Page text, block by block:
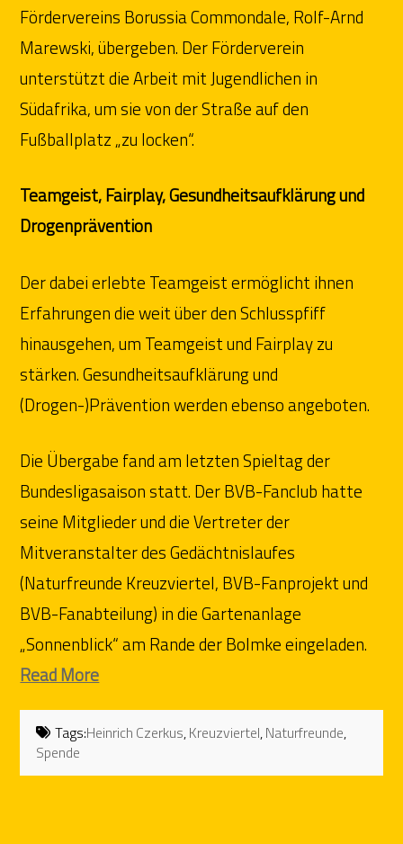
Fördervereins Borussia Commondale, Rolf-Arnd
Marewski, übergeben. Der Förderverein
unterstützt die Arbeit mit Jugendlichen in
Südafrika, um sie von der Straße auf den
Fußballplatz „zu locken“.
Teamgeist, Fairplay, Gesundheitsaufklärung und
Drogenprävention
Der dabei erlebte Teamgeist ermöglicht ihnen
Erfahrungen die weit über den Schlusspfiff
hinausgehen, um Teamgeist und Fairplay zu
stärken. Gesundheitsaufklärung und
(Drogen-)Prävention werden ebenso angeboten.
Die Übergabe fand am letzten Spieltag der
Bundesligasaison statt. Der BVB-Fanclub hatte
seine Mitglieder und die Vertreter der
Mitveranstalter des Gedächtnislaufes
(Naturfreunde Kreuzviertel, BVB-Fanprojekt und
BVB-Fanabteilung) in die Gartenanlage
„Sonnenblick“ am Rande der Bolmke eingeladen.
Read More
Tags:Heinrich Czerkus,Kreuzviertel,Naturfreunde,
Spende